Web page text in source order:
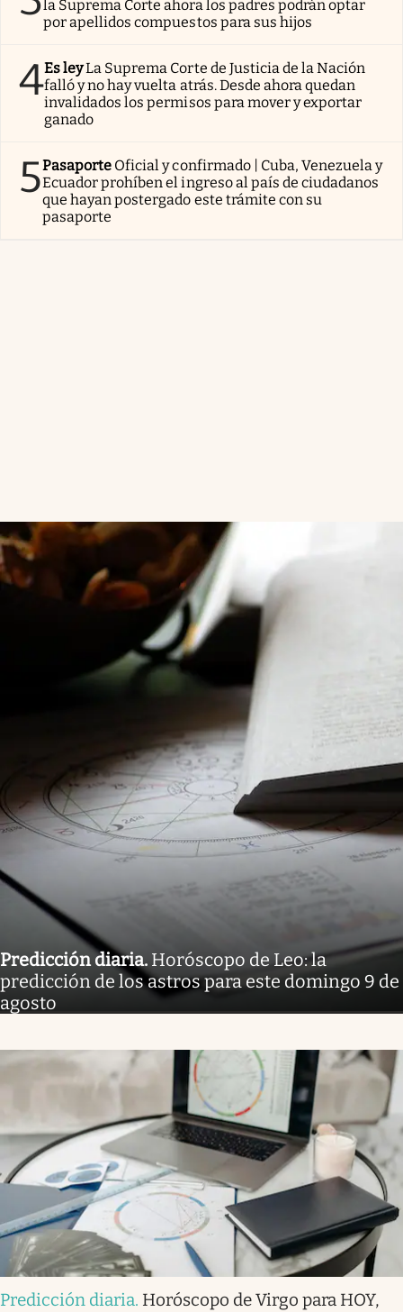
la Suprema Corte ahora los padres podrán optar
por apellidos compuestos para sus hijos
4Es leyLa Suprema Corte de Justicia de la Nación
falló y no hay vuelta atrás. Desde ahora quedan
invalidados los permisos para mover y exportar
ganado
5Pasaporte Oficial y confirmado | Cuba, Venezuela y
Ecuador prohíben el ingreso al país de ciudadanos
que hayan postergado este trámite con su
pasaporte
Predicción diaria. Horóscopo de Leo: la
predicción de los astros para este domingo 9 de
agosto
Predicción diaria. Horóscopo de Virgo para HOY,